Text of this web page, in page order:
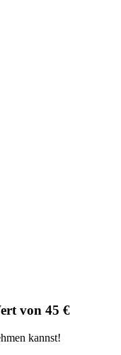
von 45 €
kannst!